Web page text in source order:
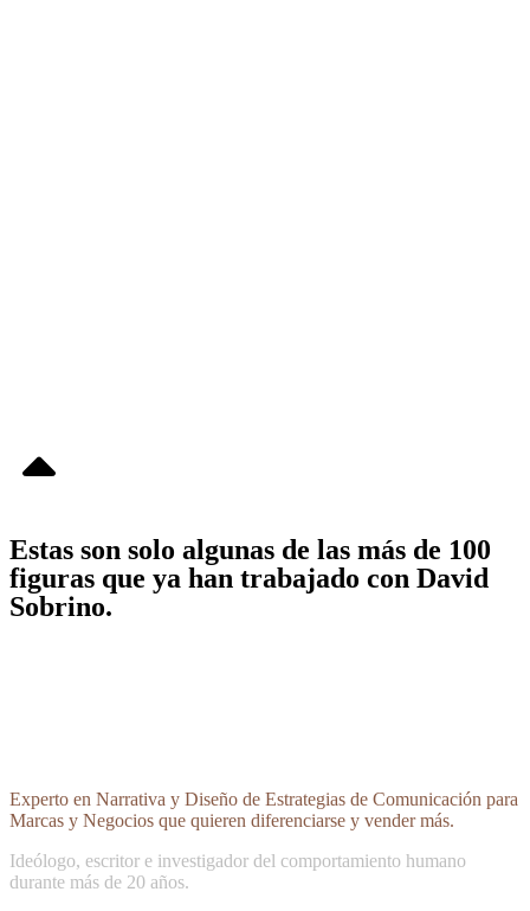
Estas son solo algunas de las más de 100
figuras que ya han trabajado con David
Sobrino.
Experto en Narrativa y Diseño de Estrategias de Comunicación para
Marcas y Negocios que quieren diferenciarse y vender más.
Ideólogo, escritor e investigador del comportamiento humano
durante más de 20 años.